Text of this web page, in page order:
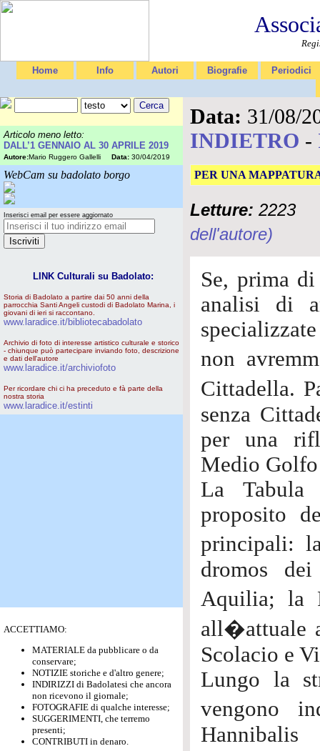
Home Info Autori Biografie Periodici
Articolo meno letto:
DALL’1 GENNAIO AL 30 APRILE 2019
Autore:Mario Ruggero Gallelli Data: 30/04/2019
WebCam su badolato borgo
Inserisci email per essere aggiornato
LINK Culturali su Badolato:
Storia di Badolato a partire dai 50 anni della
parrocchia Santi Angeli custodi di Badolato Marina, i
giovani di ieri si raccontano.
www.laradice.it/bibliotecabadolato
Archivio di foto di interesse artistico culturale e storico
- chiunque può partecipare inviando foto, descrizione
e dati dell'autore
www.laradice.it/archiviofoto
Per ricordare chi ci ha preceduto e fà parte della
nostra storia
www.laradice.it/estinti
ACCETTIAMO:
MATERIALE da pubblicare o da
conservare;
NOTIZIE storiche e d'altro genere;
INDIRIZZI di Badolatesi che ancora
non ricevono il giornale;
FOTOGRAFIE di qualche interesse;
SUGGERIMENTI, che terremo
presenti;
CONTRIBUTI in denaro.
Data: 31/08/
INDIETRO -
PER UNA
Letture: 2223
dell'autore)
Se, prima di
analisi di
non
Cittadella.
senza
per una
Medio
La Tabula
proposito
principali:
dromos
Aquilia; la
all�attuale
Scolacio e
Lungo la
vengono